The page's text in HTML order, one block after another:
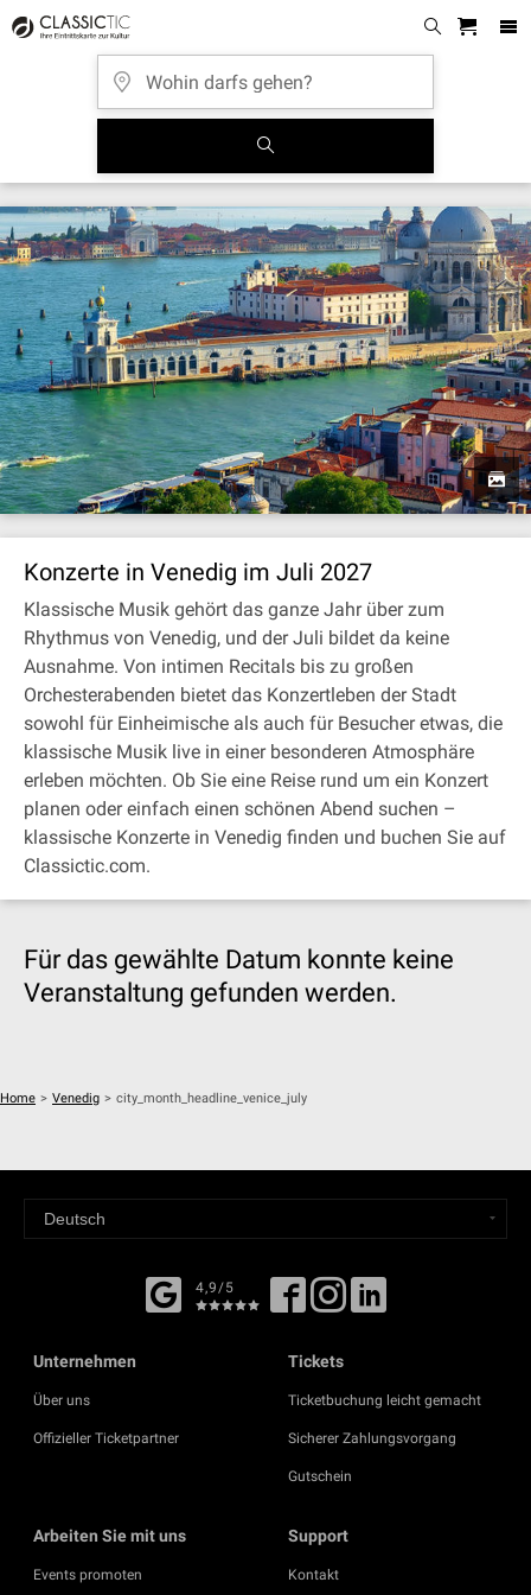
Konzerte in Venedig im Juli 2027
Klassische Musik gehört das ganze Jahr über zum
Rhythmus von Venedig, und der Juli bildet da keine
Ausnahme. Von intimen Recitals bis zu großen
Orchesterabenden bietet das Konzertleben der Stadt
sowohl für Einheimische als auch für Besucher etwas, die
klassische Musik live in einer besonderen Atmosphäre
erleben möchten. Ob Sie eine Reise rund um ein Konzert
planen oder einfach einen schönen Abend suchen –
klassische Konzerte in Venedig finden und buchen Sie auf
Classictic.com.
Für das gewählte Datum konnte keine
Veranstaltung gefunden werden.
Home > Venedig > city_month_headline_venice_july
4,9/5
Unternehmen
Über uns
Offizieller Ticketpartner
Tickets
Ticketbuchung leicht gemacht
Sicherer Zahlungsvorgang
Gutschein
Arbeiten Sie mit uns
Events promoten
Support
Kontakt